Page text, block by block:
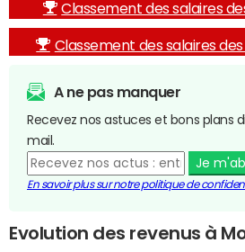
Classement des salaires
Classement des salaires
A ne pas manquer
Recevez nos astuces et bons plans
mail.
Je
En savoir plus sur notre politique de
Evolution des revenus à